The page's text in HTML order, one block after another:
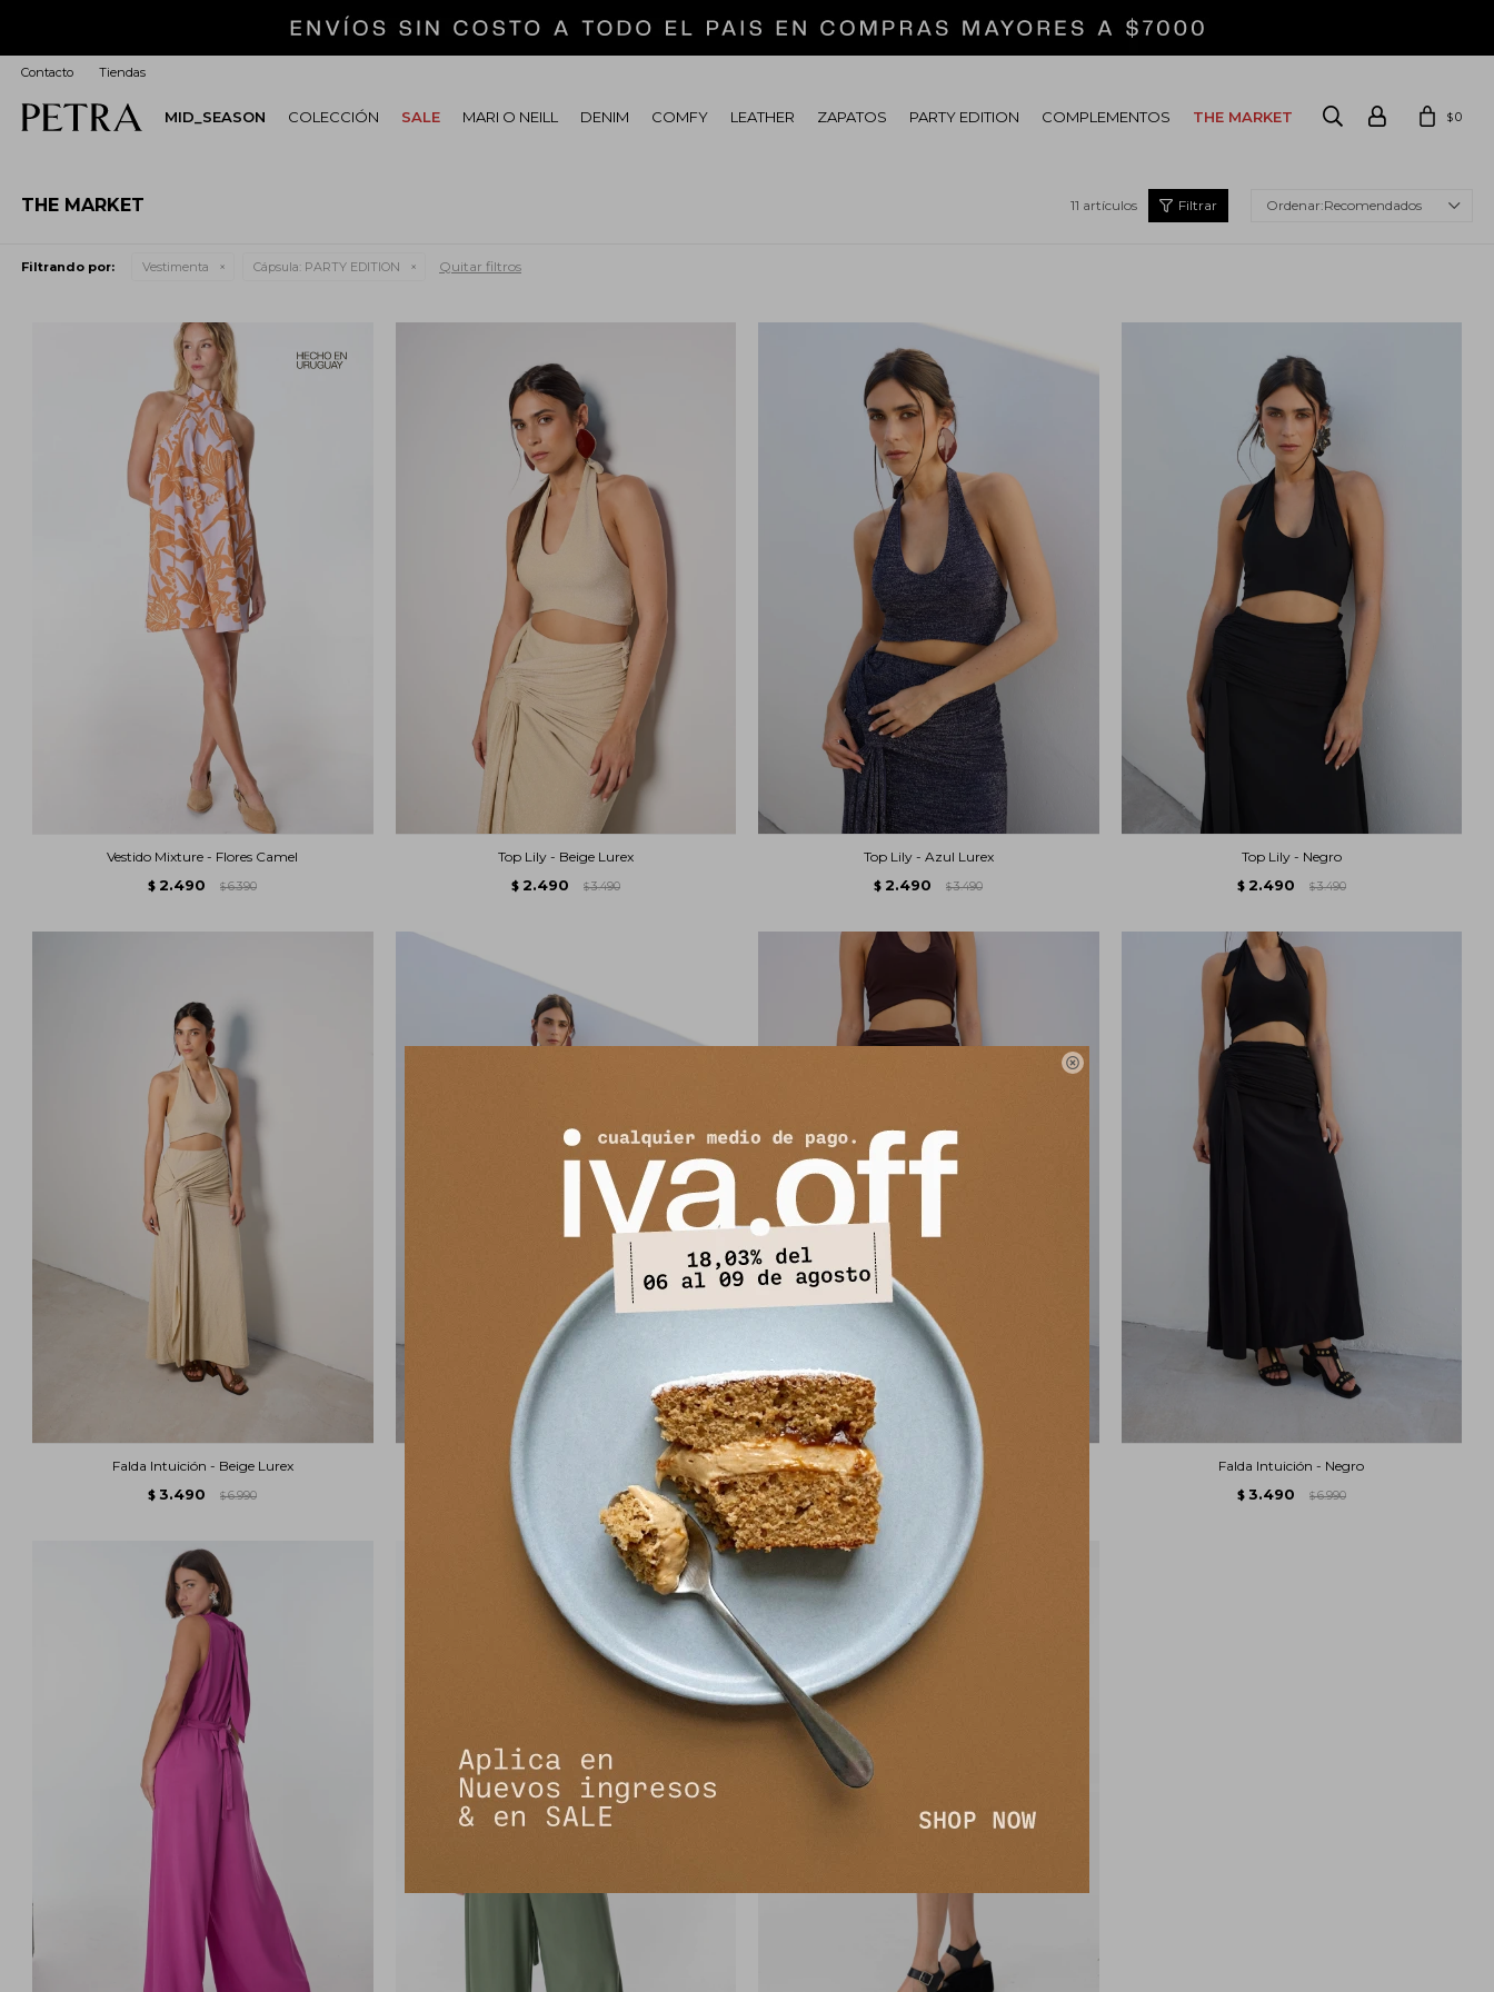

MID_SEASON COLECCIÓN SALE MARI O NEILL DENIM COMFY LEATHER ZAPATOS PARTY EDITION COMPLEMENTOS THE MARKET $0
Contacto Tiendas
THE MARKET 11 artículos Recomendados
Filtrando por: Vestimenta Cápsula: PARTY EDITION Quitar filtros
Vestido Mixture - Flores Camel
$ 2.490 $ 6.390
Top Lily - Beige Lurex
$ 2.490 $ 3.490
Top Lily - Azul Lurex
$ 2.490 $ 3.490
Top Lily - Negro
$ 2.490 $ 3.490
Falda Intuición - Beige Lurex
$ 3.490 $ 6.990
Falda Intuición - Azul Lurex
$ 6.990
Falda Intuición - Chocolate
$ 6.990
Falda Intuición - Negro
$ 3.490 $ 6.990